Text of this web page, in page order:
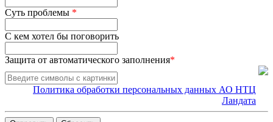
Суть проблемы *
С кем хотел бы поговорить
Защита от автоматического заполнения*
Политика обработки персональных данных АО НТЦ
Ландата